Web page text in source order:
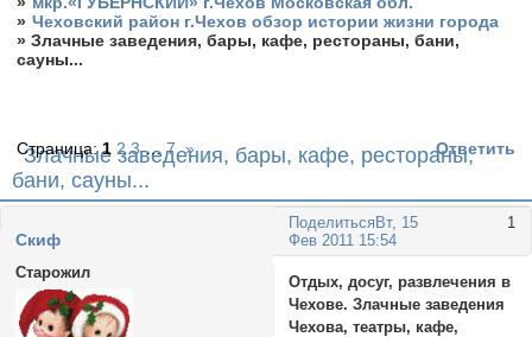
» Чеховский район г.Чехов обзор истории жизни города
»Злачные заведения, бары, кафе, рестораны, бани,
сауны...
Злачные заведения, бары, кафе, рестораны,
бани, сауны...
Страница:1 2 3 … 7 » Ответить
Поделиться 1
Вт, 15
Фев 2011 15:54
Cкиф
Старожил
Отдых, досуг, развлечения в
Чехове. Злачные заведения
Чехова, театры, кафе,